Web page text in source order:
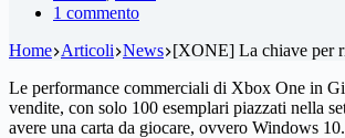
1 commento
Home Articoli News [XONE] La chiave per
Le performance commerciali di Xbox One in
vendite, con solo 100 esemplari piazzati nella
avere una carta da giocare, ovvero Windows 10.